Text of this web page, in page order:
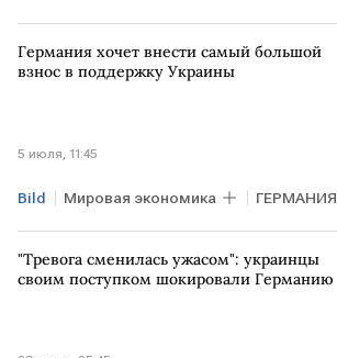
Германия хочет внести самый большой
взнос в поддержку Украины
5 июля, 11:45
Bild Мировая экономика ГЕРМАНИЯ
УКРАИНА Киев Мария Захарова
НАТО Politico
"Тревога сменилась ужасом": украинцы
своим поступком шокировали Германию